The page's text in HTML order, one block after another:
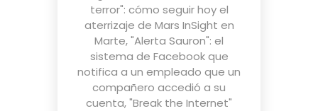
terror": cómo seguir hoy el
aterrizaje de Mars InSight en
Marte,"Alerta Sauron": el
sistema de Facebook que
notifica a un empleado que un
compañero accedió a su
cuenta,"Break the Internet"